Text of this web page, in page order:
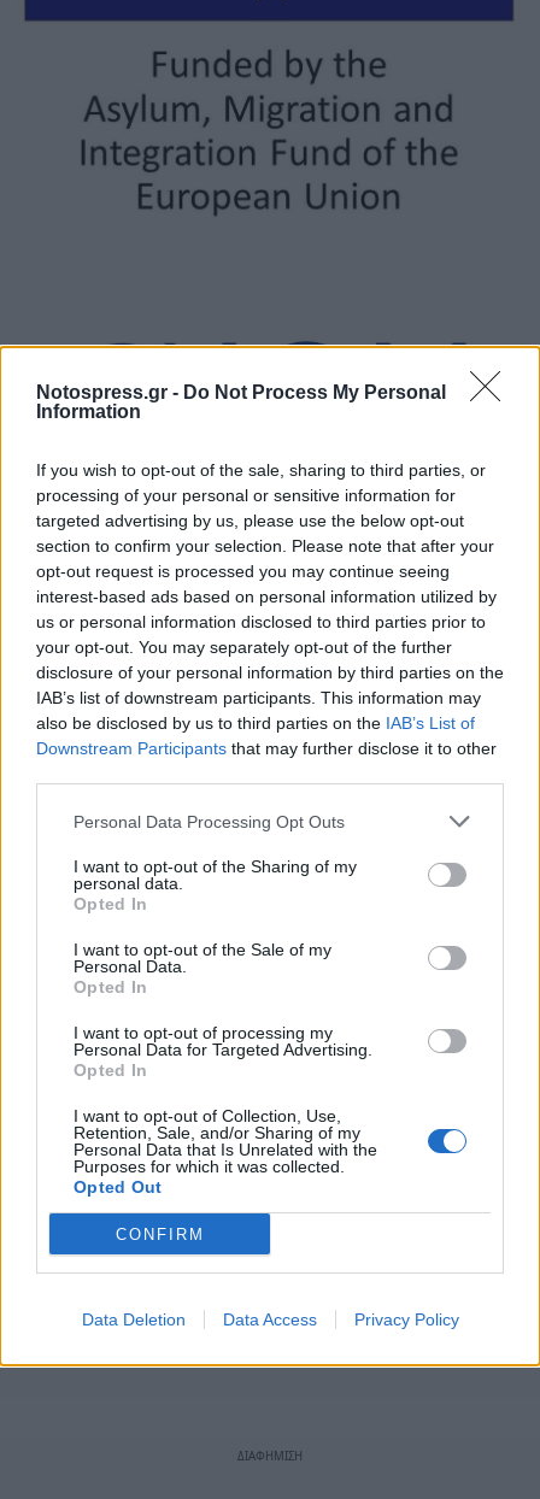
Notospress.gr - Do Not Process My Personal
Information
If you wish to opt-out of the sale, sharing to third parties, or
processing of your personal or sensitive information for
targeted advertising by us, please use the below opt-out
section to confirm your selection. Please note that after your
opt-out request is processed you may continue seeing
interest-based ads based on personal information utilized by
us or personal information disclosed to third parties prior to
your opt-out. You may separately opt-out of the further
disclosure of your personal information by third parties on the
IAB’s list of downstream participants. This information may
also be disclosed by us to third parties on the IAB’s List of
Downstream Participants that may further disclose it to other
Personal Data Processing Opt Outs
I want to opt-out of the Sharing of my
personal data.
Opted In
I want to opt-out of the Sale of my
Personal Data.
Opted In
I want to opt-out of processing my
Personal Data for Targeted Advertising.
Opted In
I want to opt-out of Collection, Use,
Retention, Sale, and/or Sharing of my
Personal Data that Is Unrelated with the
Purposes for which it was collected.
Opted Out
CONFIRM
Data Deletion Data Access Privacy Policy